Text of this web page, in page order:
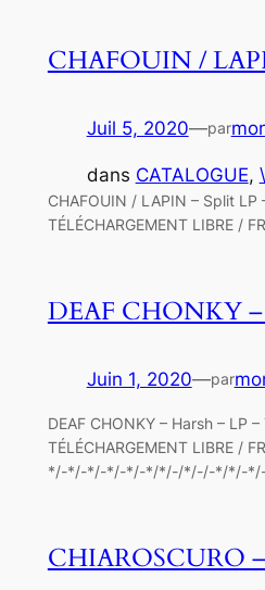
CHAFOUIN /
Juil 5, 2020—par
dans CATALOGUE,
CHAFOUIN / LAPIN – Split LP
TÉLÉCHARGEMENT LIBRE /
DEAF CHONKY –
Juin 1, 2020—par
DEAF CHONKY – Harsh – LP
TÉLÉCHARGEMENT LIBRE
*/-*/-*/-*/-*/-*/*/-/*/-/-*/*/-
CHIAROSCURO